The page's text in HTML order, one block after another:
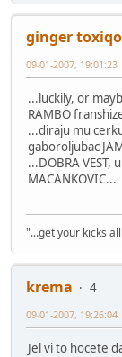
ginger
09-01-2007, 19:01:23
...luckily, or
RAMBO
...diraju mu
gaboroljubac
...DOBRA
MACANKOVIC...
"...get your kicks
krema
4
09-01-2007, 19:26:04
Jel vi to hocete